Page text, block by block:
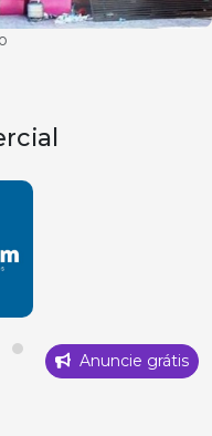
Anuncie grátis